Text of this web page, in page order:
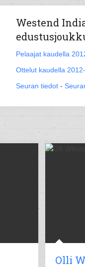
Westend
Pelaajat kaudella
Ottelut kaudella
Seuran tiedot -
Olli